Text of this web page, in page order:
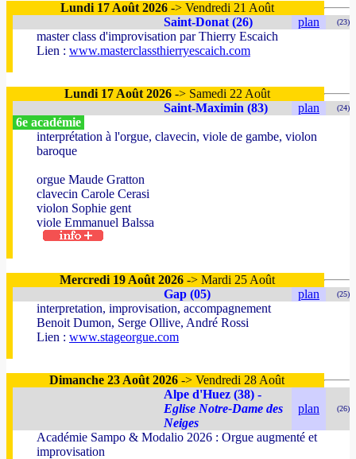
Lundi 17 Août 2026-> Vendredi 21 Août
Saint-Donat (26)
plan (23)
master class d'improvisation par Thierry Escaich
Lien : www.masterclassthierryescaich.com
Lundi 17 Août 2026-> Samedi 22 Août
Saint-Maximin (83)
plan (24)
6e académie
interprétation à l'orgue, clavecin, viole de gambe, violon
baroque
orgue Maude Gratton
clavecin Carole Cerasi
violon Sophie gent
viole Emmanuel Balssa
Mercredi 19 Août 2026-> Mardi 25 Août
Gap (05)
plan (25)
interpretation, improvisation, accompagnement
Benoit Dumon, Serge Ollive, André Rossi
Lien : www.stageorgue.com
Dimanche 23 Août 2026 -> Vendredi 28 Août
Alpe d'Huez (38) -
Eglise Notre-Dame des
Neiges
plan (26)
Académie Sampo & Modalio 2026 : Orgue augmenté et
improvisation